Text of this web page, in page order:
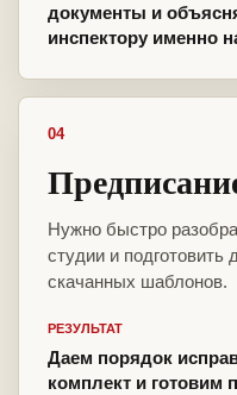
документы и
инспектору именно
04
Нужно быстро
студии и подготовить
скачанных шаблонов.
РЕЗУЛЬТАТ
Даем порядок
комплект и готовим